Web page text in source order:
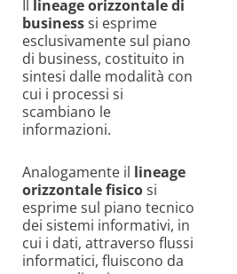
Il lineage orizzontale di
businesssi esprime
esclusivamente sul piano
di business, costituito in
sintesi dalle modalità con
cui i processi si
scambiano le
informazioni.
Analogamente il lineage
orizzontale fisicosi
esprime sul piano tecnico
dei sistemi informativi, in
cui i dati, attraverso flussi
informatici, fluiscono da